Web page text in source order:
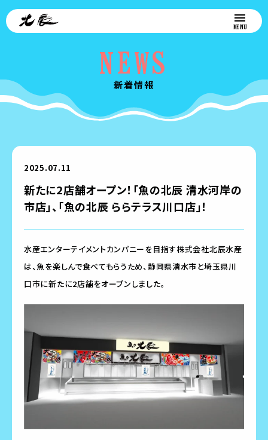
NEWS
新着情報
2025.07.11
新たに2店舗オープン！「魚の北辰 清水河岸の
市店」、「魚の北辰 ららテラス川口店」！
水産エンターテイメントカンパニーを目指す株式会社北辰水産
は、魚を楽しんで食べてもらうため、静岡県清水市と埼玉県川
口市に新たに2店舗をオープンしました。